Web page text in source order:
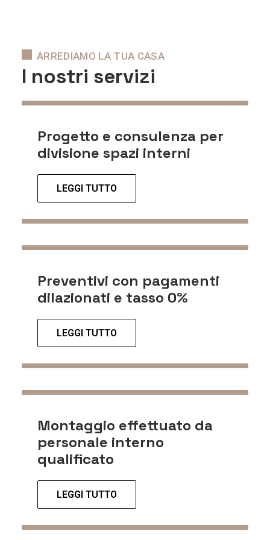
I nostri servizi
ARREDIAMO LA TUA CASA
Progetto e consulenza per
divisione spazi interni
LEGGI TUTTO
Preventivi con pagamenti
dilazionati e tasso 0%
LEGGI TUTTO
Montaggio effettuato da
personale interno
qualificato
LEGGI TUTTO